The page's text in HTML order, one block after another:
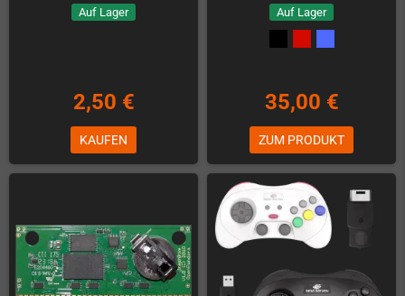
Auf Lager
2,50 €
KAUFEN
Auf Lager
35,00 €
ZUM PRODUKT